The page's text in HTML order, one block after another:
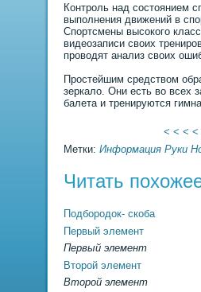
Контроль над состоянием
выполнения движений в
Спортсмены высокого
видеозаписи своих
проводят анализ своих
Простейшим средством
зеркало. Они есть во всех
балета и тренируются
< < < <
Метки: Информация Руки
Читать
Подбородок- скоба
Первый элемент
Первый элемент
Второй элемент
Второй элемент